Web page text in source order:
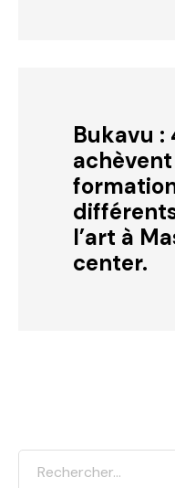
Bukavu
l’art à
center.